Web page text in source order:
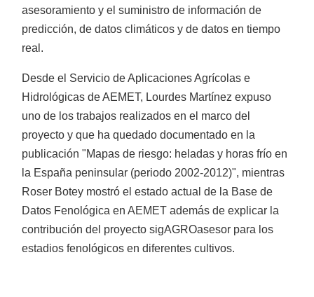
Cajas de transporte
Otros aperos
FORESTAL
asesoramiento y el suministro de información de
predicción, de datos climáticos y de datos en tiempo
real.
Desde el Servicio de Aplicaciones Agrícolas e
Hidrológicas de AEMET, Lourdes Martínez expuso
uno de los trabajos realizados en el marco del
proyecto y que ha quedado documentado en la
publicación "Mapas de riesgo: heladas y horas frío en
la España peninsular (periodo 2002-2012)", mientras
Roser Botey mostró el estado actual de la Base de
Datos Fenológica en AEMET además de explicar la
contribución del proyecto sigAGROasesor para los
estadios fenológicos en diferentes cultivos.